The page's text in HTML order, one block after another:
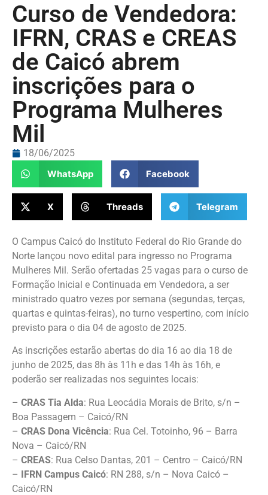
Curso de Vendedora:
IFRN, CRAS e CREAS
de Caicó abrem
inscrições para o
Programa Mulheres
Mil
18/06/2025
WhatsApp
Facebook
X Threads Telegram
O Campus Caicó do Instituto Federal do Rio Grande do
Norte lançou novo edital para ingresso no Programa
Mulheres Mil. Serão ofertadas 25 vagas para o curso de
Formação Inicial e Continuada em Vendedora, a ser
ministrado quatro vezes por semana (segundas, terças,
quartas e quintas-feiras), no turno vespertino, com início
previsto para o dia 04 de agosto de 2025.
As inscrições estarão abertas do dia 16 ao dia 18 de
junho de 2025, das 8h às 11h e das 14h às 16h, e
poderão ser realizadas nos seguintes locais:
– CRAS Tia Alda: Rua Leocádia Morais de Brito, s/n –
Boa Passagem – Caicó/RN
– CRAS Dona Vicência: Rua Cel. Totoinho, 96 – Barra
Nova – Caicó/RN
– CREAS: Rua Celso Dantas, 201 – Centro – Caicó/RN
– IFRN Campus Caicó: RN 288, s/n – Nova Caicó –
Caicó/RN